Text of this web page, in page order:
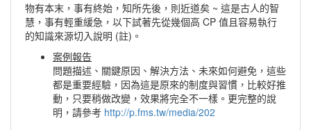
物有本末，事有終始，知所先後，則近道矣 ~ 這是古人的智
慧，事有輕重緩急，以下試著先從幾個高 CP 值且容易執行
的知識來源切入說明 (註)。
案例報告
問題描述、關鍵原因、解決方法、未來如何避免，這些
都是重要經驗，因為這是原來的制度與習慣，比較好推
動，只要稍做改變，效果將完全不一樣。更完整的說
明，請參考 http://p.fms.tw/media/202